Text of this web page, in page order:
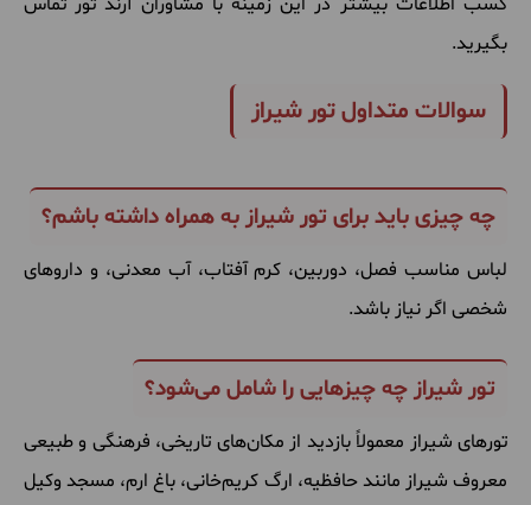
بگیرید.
سوالات متداول تور شیراز
چه چیزی باید برای تور شیراز به همراه داشته باشم؟
لباس مناسب فصل، دوربین، کرم آفتاب، آب معدنی، و داروهای
شخصی اگر نیاز باشد.
تور شیراز چه چیزهایی را شامل می‌شود؟
تورهای شیراز معمولاً بازدید از مکان‌های تاریخی، فرهنگی و طبیعی
معروف شیراز مانند حافظیه، ارگ کریم‌خانی، باغ ارم، مسجد وکیل